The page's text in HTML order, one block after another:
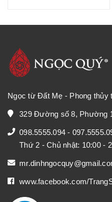
Ngọc từ Đất Mẹ - Phong thủy
329 Đường số 8, Phường
098.5555.094 -
Thứ 2 - Chủ nhật: 10:00 -
www.facebook.com/